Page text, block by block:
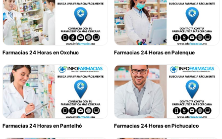
Farmacias 24 Horas en Oxchuc Farmacias 24 Horas en Palenque
Farmacias 24 Horas en Pantelhó Farmacias 24 Horas en Pichucalco